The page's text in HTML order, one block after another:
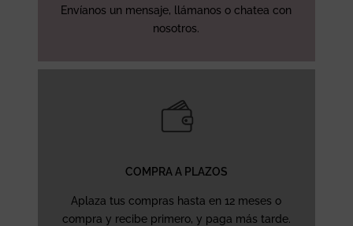
Envíanos un mensaje, llámanos o chatea con
nosotros.
COMPRA A PLAZOS
Aplaza tus compras hasta en 12 meses o
compra y recibe primero, y paga más tarde.